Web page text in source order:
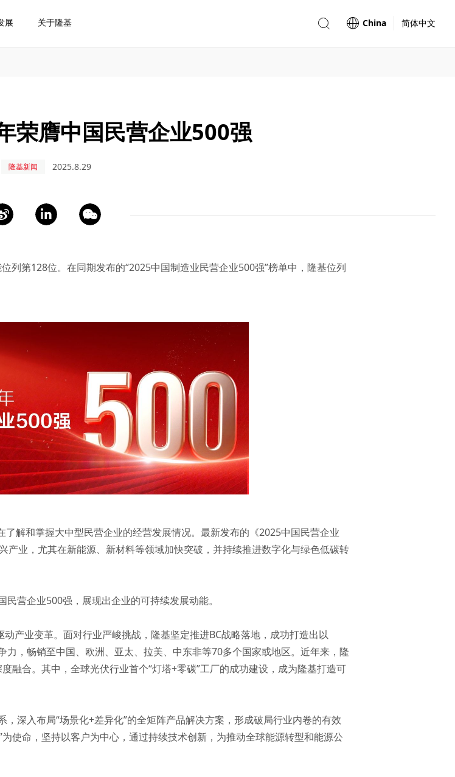
展 关于隆基 China 简体中文
荣膺中国民营企业500强
隆基新闻 2025.8.29
列第128位。在同期发布的“2025中国制造业民营企业500强”榜单中，隆基位列
解和掌握大中型民营企业的经营发展情况。最新发布的《2025中国民营企业
业，尤其在新能源、新材料等领域加快突破，并持续推进数字化与绿色低碳转
营企业500强，展现出企业的可持续发展动能。
产业变革。面对行业严峻挑战，隆基坚定推进BC战略落地，成功打造出以
，畅销至中国、欧洲、亚太、拉美、中东非等70多个国家或地区。近年来，隆
融合。其中，全球光伏行业首个“灯塔+零碳”工厂的成功建设，成为隆基打造可
深入布局“场景化+差异化”的全矩阵产品解决方案，形成破局行业内卷的有效
使命，坚持以客户为中心，通过持续技术创新，为推动全球能源转型和能源公